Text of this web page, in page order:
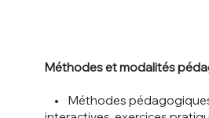
Méthodes et modalités
• Méthodes